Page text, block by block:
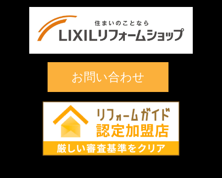
お問い合わせ